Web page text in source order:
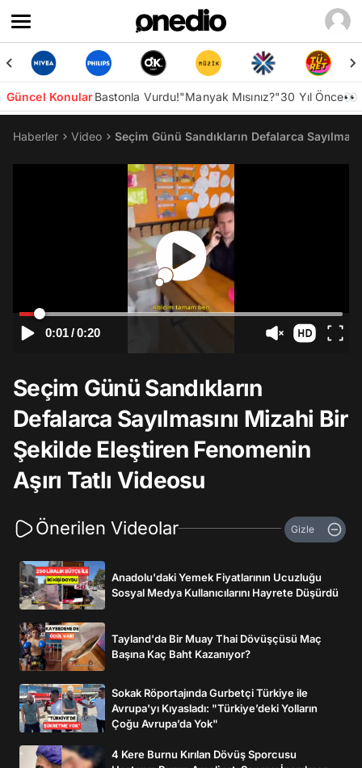
Güncel KonularBastonla Vurdu!"Manyak Mısınız?"30 Yıl Önce👀
Haberler Video Seçim Günü Sandıkların Defalarca
0:01/0:20
Seçim Günü Sandıkların
Defalarca Sayılmasını Mizahi Bir
Şekilde Eleştiren Fenomenin
Aşırı Tatlı Videosu
Önerilen Videolar Gizle
Anadolu'daki Yemek Fiyatlarının Ucuzluğu
Sosyal Medya Kullanıcılarını Hayrete Düşürdü
Tayland'da Bir Muay Thai Dövüşçüsü Maç
Başına Kaç Baht Kazanıyor?
Sokak Röportajında Gurbetçi Türkiye ile
Avrupa'yı Kıyasladı: "Türkiye’deki Yolların
Çoğu Avrupa’da Yok"
4 Kere Burnu Kırılan Dövüş Sporcusu